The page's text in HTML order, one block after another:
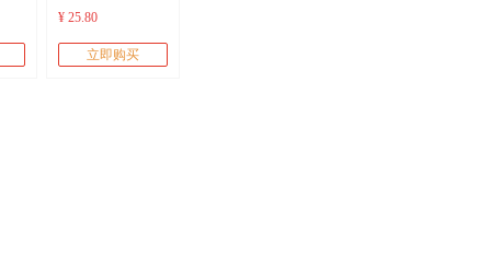
1.8m公牛插座公牛
排插公牛代理
牛轨道插座、公牛
快充、公牛充电
桩、usb快充
¥ 25.80
立即购买